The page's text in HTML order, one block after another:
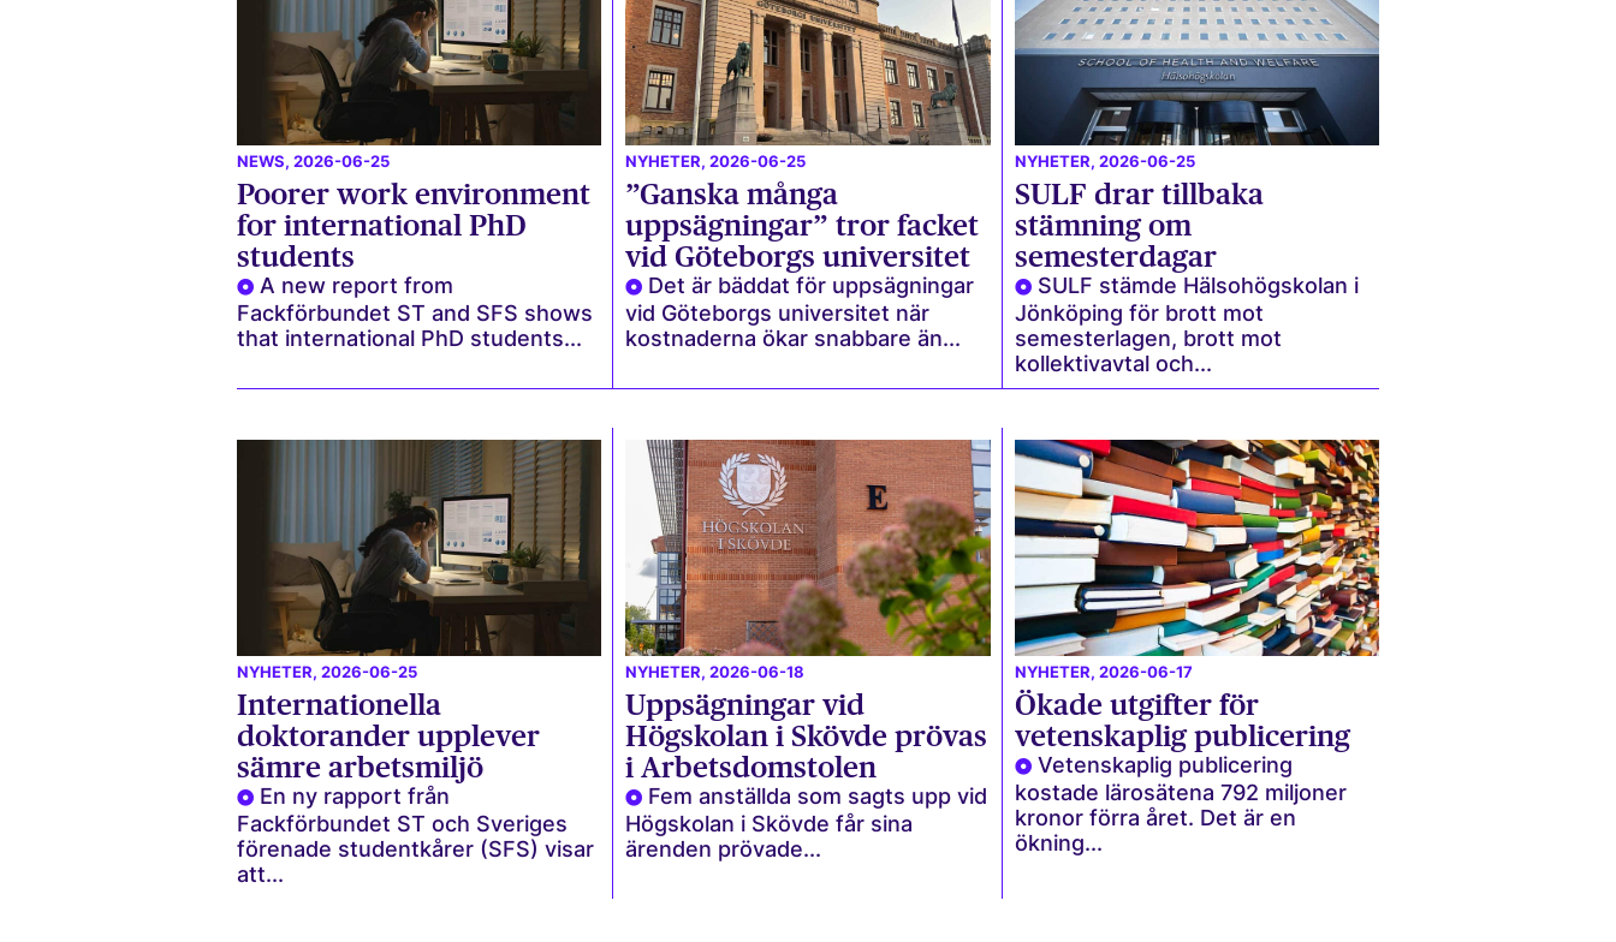
NEWS, 2026-06-25
Poorer work environment
for international PhD
students
A new report from
Fackförbundet ST and SFS shows
that international PhD students...
NYHETER, 2026-06-25
”Ganska många
uppsägningar” tror facket
vid Göteborgs universitet
Det är bäddat för uppsägningar
vid Göteborgs universitet när
kostnaderna ökar snabbare än...
NYHETER, 2026-06-25
SULF drar tillbaka
stämning om
semesterdagar
SULF stämde Hälsohögskolan i
Jönköping för brott mot
semesterlagen, brott mot
kollektivavtal och...
NYHETER, 2026-06-25
Internationella
doktorander upplever
sämre arbetsmiljö
En ny rapport från
Fackförbundet ST och Sveriges
förenade studentkårer (SFS) visar
att...
NYHETER, 2026-06-18
Uppsägningar vid
Högskolan i Skövde prövas
i Arbetsdomstolen
Fem anställda som sagts upp vid
Högskolan i Skövde får sina
ärenden prövade...
NYHETER, 2026-06-17
Ökade utgifter för
vetenskaplig publicering
Vetenskaplig publicering
kostade lärosätena 792 miljoner
kronor förra året. Det är en
ökning...